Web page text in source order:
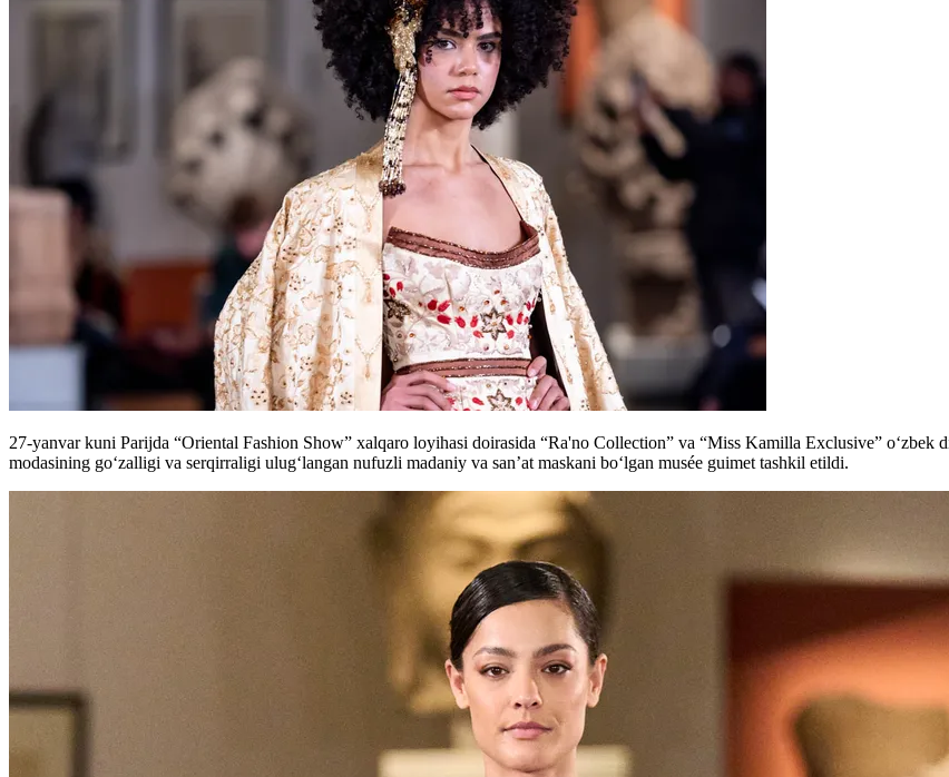
27-yanvar kuni Parijda “Oriental Fashion Show” xalqaro loyihasi doirasida “Ra'no Collection” va “Miss Kamilla Exclusive” o‘zbek
modasining go‘zalligi va serqirraligi ulug‘langan nufuzli madaniy va san’at maskani boʻlgan musée guimet tashkil etildi.